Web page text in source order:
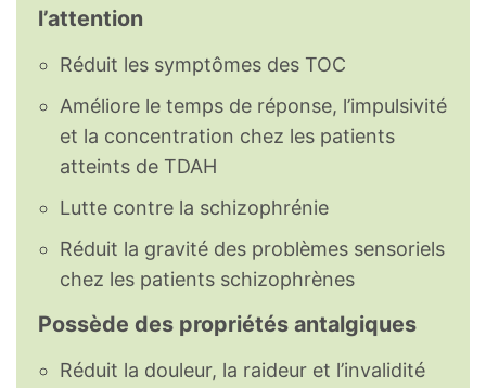
l’attention
Réduit les symptômes des TOC
Améliore le temps de réponse, l’impulsivité
et la concentration chez les patients
atteints de TDAH
Lutte contre la schizophrénie
Réduit la gravité des problèmes sensoriels
chez les patients schizophrènes
Possède des propriétés antalgiques
Réduit la douleur, la raideur et l’invalidité